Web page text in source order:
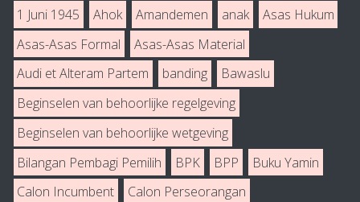
1 Juni 1945 Ahok Amandemen anak
Asas Hukum
Asas-Asas Formal
Asas-Asas Material
Audi et Alteram Partem
banding
Bawaslu
Beginselen van behoorlijke regelgeving
Beginselen van behoorlijke wetgeving
Bilangan Pembagi Pemilih
BPK BPP
Buku Yamin
Calon Incumbent
Calon Perseorangan